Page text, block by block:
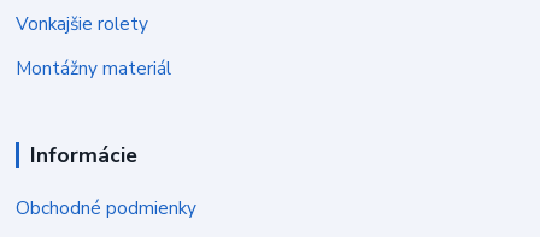
Vonkajšie rolety
Montážny materiál
Informácie
Obchodné podmienky